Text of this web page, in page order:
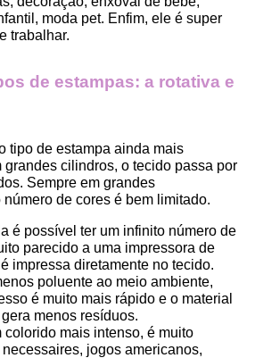
moda pet. Enfim, ele é super
trabalhar.
de estampas: a rotativa e
tipo de estampa ainda mais
grandes cilindros, o tecido passa por
Sempre em grandes
de cores é bem limitado.
é possível ter um infinito número de
parecido a uma impressora de
impressa diretamente no tecido.
poluente ao meio ambiente,
é muito mais rápido e o material
menos resíduos.
colorido mais intenso, é muito
jogos americanos,